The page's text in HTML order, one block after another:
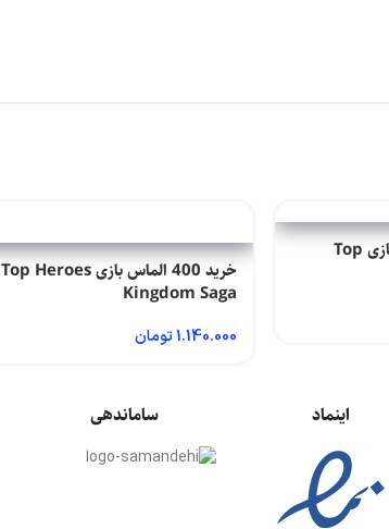
خرید Adventure Fund بازی Top
خرید 400 الماس بازی Top Heroes
Kingdom Saga
1.140.000تومان
اینماد ساماندهی